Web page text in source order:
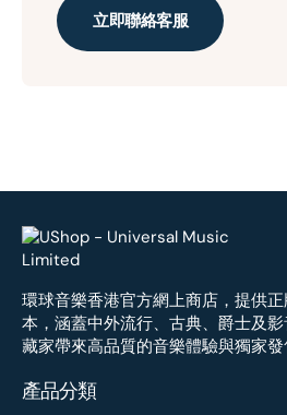
立即聯絡客服
環球音樂香港官方網上商店，提供
本，涵蓋中外流行、古典、爵士及
藏家帶來高品質的音樂體驗與獨家發
產品分類